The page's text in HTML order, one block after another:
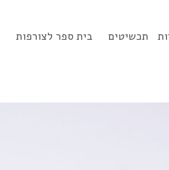
תכשיטים בית ספר לצורפות